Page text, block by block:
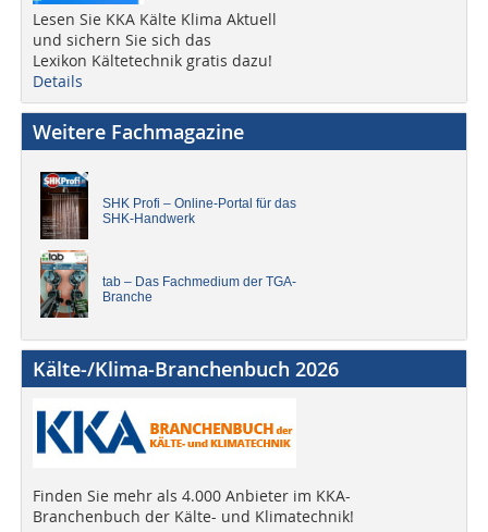
Lesen Sie KKA Kälte Klima Aktuell
und sichern Sie sich das
Lexikon Kältetechnik gratis dazu!
Details
Weitere Fachmagazine
SHK Profi – Online-Portal für das
SHK-Handwerk
tab – Das Fachmedium der TGA-
Branche
Kälte-/Klima-Branchenbuch 2026
Finden Sie mehr als 4.000 Anbieter im KKA-
Branchenbuch der Kälte- und Klimatechnik!